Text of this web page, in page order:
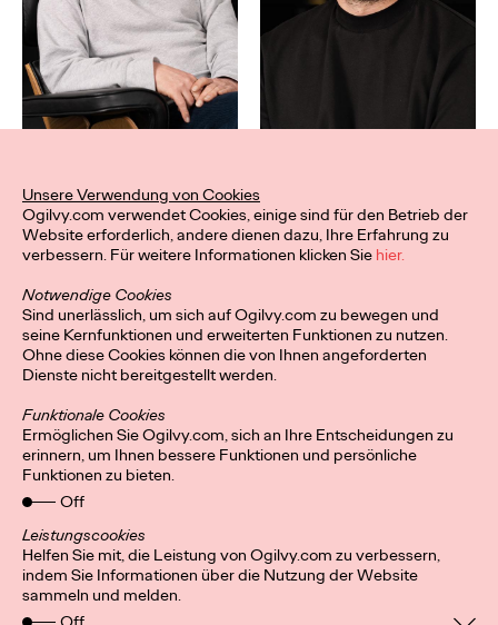
Unsere Verwendung von Cookies
Ogilvy.com verwendet Cookies, einige sind für den Betrieb der
Website erforderlich, andere dienen dazu, Ihre Erfahrung zu
verbessern. Für weitere Informationen klicken Sie hier.
Notwendige Cookies
Sind unerlässlich, um sich auf Ogilvy.com zu bewegen und
seine Kernfunktionen und erweiterten Funktionen zu nutzen.
Ohne diese Cookies können die von Ihnen angeforderten
Dienste nicht bereitgestellt werden.
Funktionale Cookies
Ermöglichen Sie Ogilvy.com, sich an Ihre Entscheidungen zu
erinnern, um Ihnen bessere Funktionen und persönliche
Funktionen zu bieten.
Off
Leistungscookies
Helfen Sie mit, die Leistung von Ogilvy.com zu verbessern,
indem Sie Informationen über die Nutzung der Website
sammeln und melden.